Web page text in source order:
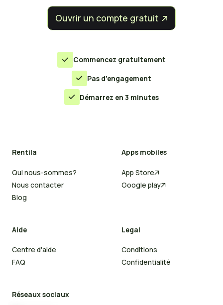
Ouvrir un compte gratuit 

 Commencez gratuitement
 Pas d'engagement
 Démarrez en 3 minutes
Rentila
Qui nous-sommes?
Nous contacter
Blog
Apps mobiles
App Store
Google play
Aide
Centre d'aide
FAQ
Legal
Conditions
Confidentialité
Réseaux sociaux